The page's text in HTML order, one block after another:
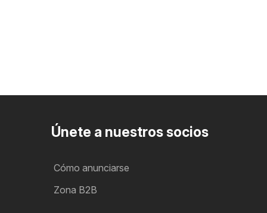
Únete a nuestros socios
Cómo anunciarse
Zona B2B